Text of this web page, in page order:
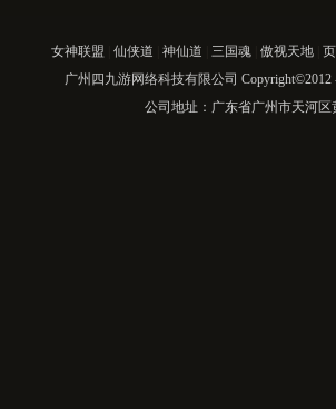
女神联盟 仙侠道 神仙道 三国魂 傲视天地
广州四九游网络科技有限公司 Copyright©2012
公司地址：广东省广州市天河